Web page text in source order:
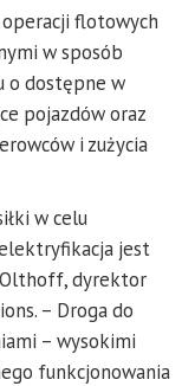
flotowych
w sposób
o dostępne w
pojazdów oraz
i zużycia
w celu
jest
dyrektor
– Droga do
– wysokimi
funkcjonowania